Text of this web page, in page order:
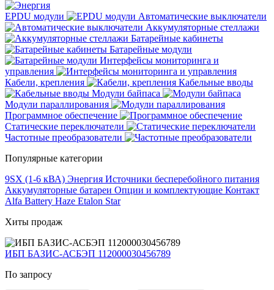
EPDU модули
Автоматические выключатели
Аккумуляторные стеллажи
Батарейные кабинеты
Батарейные модули
Интерфейсы мониторинга и
управления
Кабели, крепления
Кабельные вводы
Модули байпаса
Модули параллирования
Программное обеспечение
Статические переключатели
Частотные преобразователи
Популярные категории
9SX (1-6 кВА) Энергия Источники бесперебойного питания
Аккумуляторные батареи Опции и комплектующие Контакт
Alfa Battery Haze Etalon Star
Хиты продаж
ИБП БАЗИС-АСБЭП 112000030456789
По запросу